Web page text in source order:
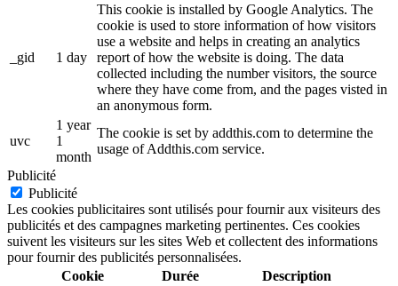
_gid 1 day
This cookie is installed by Google Analytics. The
cookie is used to store information of how visitors
use a website and helps in creating an analytics
report of how the website is doing. The data
collected including the number visitors, the source
where they have come from, and the pages visted in
an anonymous form.
uvc
1 year
1
month
The cookie is set by addthis.com to determine the
usage of Addthis.com service.
Publicité
Publicité
Les cookies publicitaires sont utilisés pour fournir aux visiteurs des
publicités et des campagnes marketing pertinentes. Ces cookies
suivent les visiteurs sur les sites Web et collectent des informations
pour fournir des publicités personnalisées.
Cookie
Durée Description